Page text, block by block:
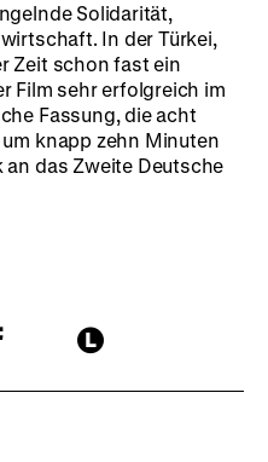
Solidarität,
In der Türkei,
Zeit schon fast ein
Film sehr erfolgreich im
Fassung, die acht
knapp zehn Minuten
das Zweite Deutsche
To
To